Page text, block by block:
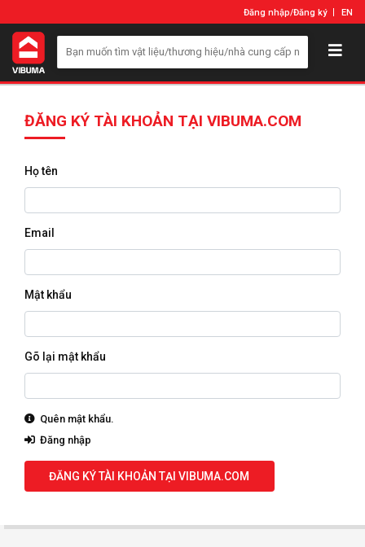
Đăng nhập/Đăng ký EN
ĐĂNG KÝ TÀI KHOẢN TẠI VIBUMA.COM
Họ tên
Email
Mật khẩu
Gõ lại mật khẩu
Quên mật khẩu.
Đăng nhập
ĐĂNG KÝ TÀI KHOẢN TẠI VIBUMA.COM